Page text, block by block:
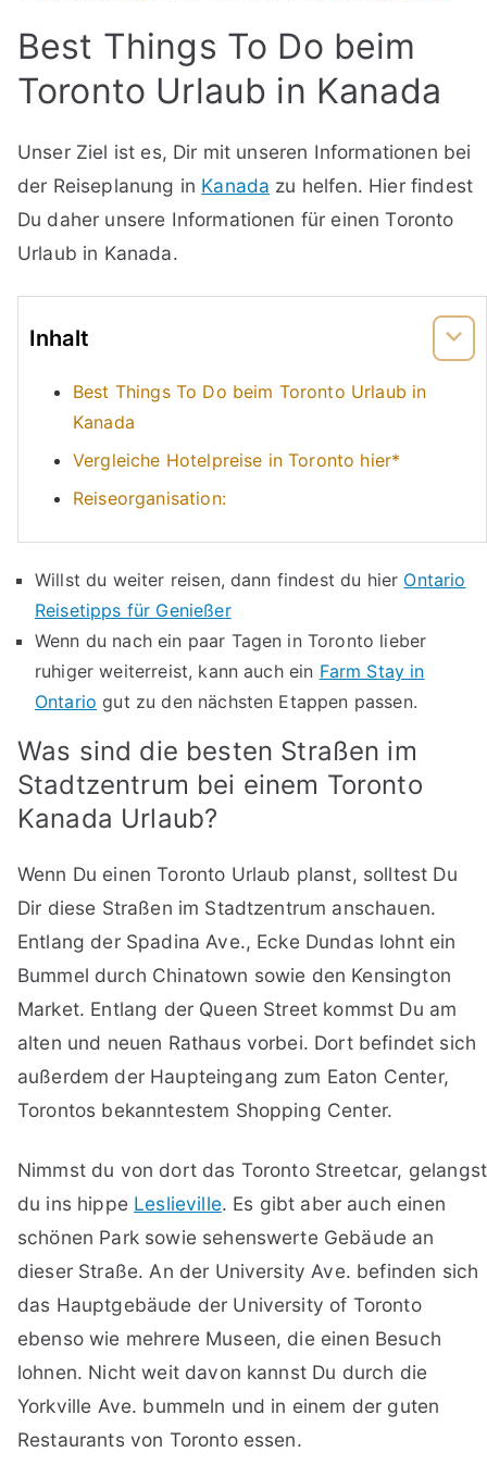
Best Things To Do beim
Toronto Urlaub in Kanada
Unser Ziel ist es, Dir mit unseren Informationen bei
der Reiseplanung in Kanada zu helfen. Hier findest
Du daher unsere Informationen für einen Toronto
Urlaub in Kanada.
Inhalt
Best Things To Do beim Toronto Urlaub in
Kanada
Vergleiche Hotelpreise in Toronto hier*
Reiseorganisation:
Willst du weiter reisen, dann findest du hier Ontario
Reisetipps für Genießer
Wenn du nach ein paar Tagen in Toronto lieber
ruhiger weiterreist, kann auch ein Farm Stay in
Ontario gut zu den nächsten Etappen passen.
Was sind die besten Straßen im
Stadtzentrum bei einem Toronto
Kanada Urlaub?
Wenn Du einen Toronto Urlaub planst, solltest Du
Dir diese Straßen im Stadtzentrum anschauen.
Entlang der Spadina Ave., Ecke Dundas lohnt ein
Bummel durch Chinatown sowie den Kensington
Market. Entlang der Queen Street kommst Du am
alten und neuen Rathaus vorbei. Dort befindet sich
außerdem der Haupteingang zum Eaton Center,
Torontos bekanntestem Shopping Center.
Nimmst du von dort das Toronto Streetcar, gelangst
du ins hippe Leslieville. Es gibt aber auch einen
schönen Park sowie sehenswerte Gebäude an
dieser Straße. An der University Ave. befinden sich
das Hauptgebäude der University of Toronto
ebenso wie mehrere Museen, die einen Besuch
lohnen. Nicht weit davon kannst Du durch die
Yorkville Ave. bummeln und in einem der guten
Restaurants von Toronto essen.